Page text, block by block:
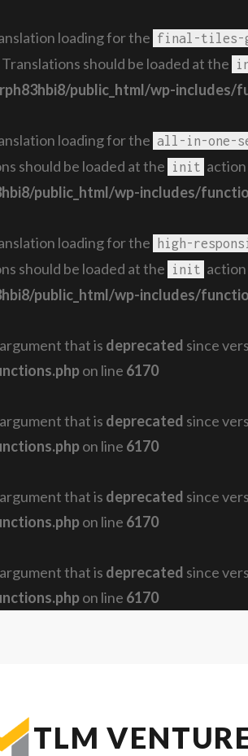
loading for the final-tiles-
should be loaded at the
public_html/wp-includes/
loading for the all-in-one-
should be loaded at the
init action
public_html/wp-includes/
loading for the high-
should be loaded at the
init action
public_html/wp-includes/
that is deprecated since
on line 6170
that is deprecated since
on line 6170
that is deprecated since
on line 6170
that is deprecated since
on line 6170
TLM